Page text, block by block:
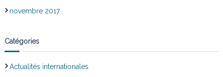
novembre 2017
Catégories
Actualités internationales